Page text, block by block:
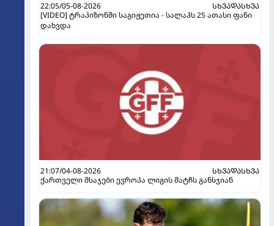
22:05/05-08-2026
ᲡᲮᲕᲐᲓᲐᲡᲮᲕᲐ
[VIDEO] ტრაპიზონში საგიჟეთია - სალაჰს 25 ათასი ფანი
დახვდა
21:07/04-08-2026
ᲡᲮᲕᲐᲓᲐᲡᲮᲕᲐ
ქართველი მსაჯები ევროპა ლიგის მატჩს განსჯიან